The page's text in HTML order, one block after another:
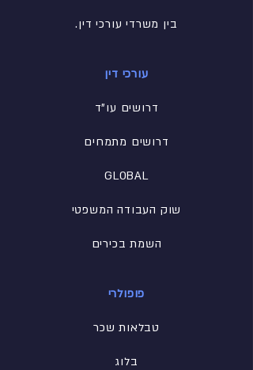
בין משרדי עורכי דין.
עורכי דין
דרושים עו"ד
דרושים מתמחים
GLOBAL
שוק העבודה המשפטי
השמת בכירים
פופולרי
טבלאות שכר
בלוג